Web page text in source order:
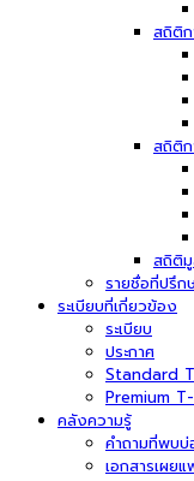
สถิติก
สถิติก
สถิติ
รายชื่อที่ปรึก
ระเบียบที่เกี่ยวข้อง
ระเบียบ
ประกาศ
Standard
Premium T-
คลังความรู้
คำถามที่พบบ่
เอกสารเผยแ